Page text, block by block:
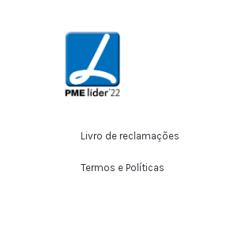
Livro de reclamações
Termos e Políticas